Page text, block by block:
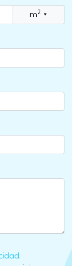
m2 ▾
.